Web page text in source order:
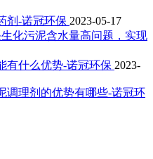
剂-诺冠环保 2023-05-17
化污泥含水量高问题，实现
有什么优势-诺冠环保 2023-
调理剂的优势有哪些-诺冠环